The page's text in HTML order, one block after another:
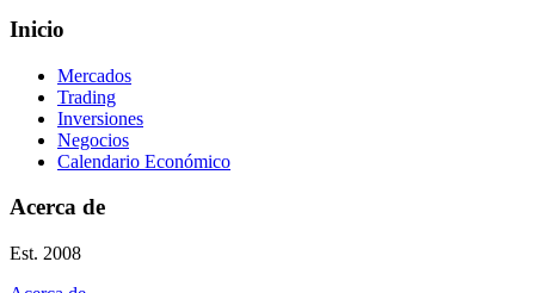
Inicio
Mercados
Trading
Inversiones
Negocios
Calendario Económico
Acerca de
Est. 2008